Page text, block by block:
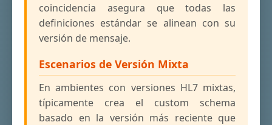
coincidencia asegura que todas las
definiciones estándar se alinean con su
versión de mensaje.
Escenarios de Versión Mixta
En ambientes con versiones HL7 mixtas,
típicamente crea el custom schema
basado en la versión más reciente que